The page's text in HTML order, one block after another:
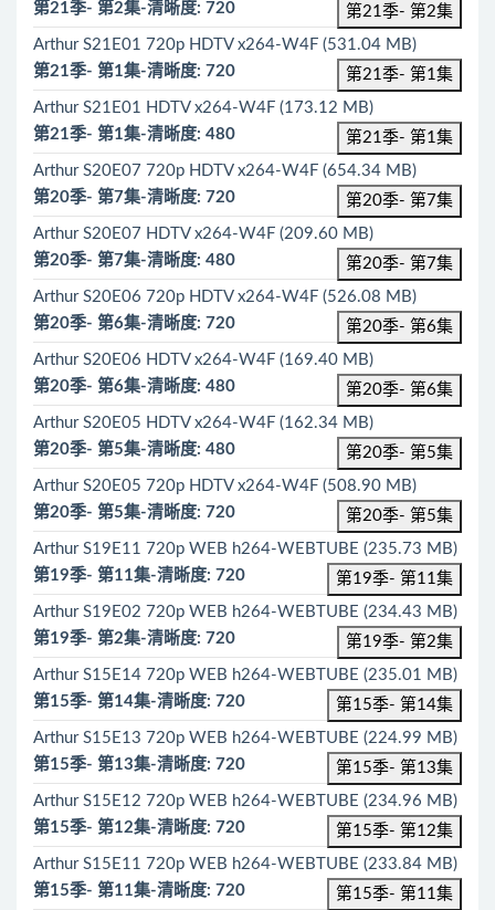
第21季- 第2集
第21季- 第2集-清晰度: 720
Arthur S21E01 720p HDTV x264-W4F (531.04 MB)
第21季- 第1集
第21季- 第1集-清晰度: 720
Arthur S21E01 HDTV x264-W4F (173.12 MB)
第21季- 第1集
第21季- 第1集-清晰度: 480
Arthur S20E07 720p HDTV x264-W4F (654.34 MB)
第20季- 第7集
第20季- 第7集-清晰度: 720
Arthur S20E07 HDTV x264-W4F (209.60 MB)
第20季- 第7集
第20季- 第7集-清晰度: 480
Arthur S20E06 720p HDTV x264-W4F (526.08 MB)
第20季- 第6集
第20季- 第6集-清晰度: 720
Arthur S20E06 HDTV x264-W4F (169.40 MB)
第20季- 第6集
第20季- 第6集-清晰度: 480
Arthur S20E05 HDTV x264-W4F (162.34 MB)
第20季- 第5集
第20季- 第5集-清晰度: 480
Arthur S20E05 720p HDTV x264-W4F (508.90 MB)
第20季- 第5集
第20季- 第5集-清晰度: 720
Arthur S19E11 720p WEB h264-WEBTUBE (235.73 MB)
第19季- 第11集
第19季- 第11集-清晰度: 720
Arthur S19E02 720p WEB h264-WEBTUBE (234.43 MB)
第19季- 第2集
第19季- 第2集-清晰度: 720
Arthur S15E14 720p WEB h264-WEBTUBE (235.01 MB)
第15季- 第14集
第15季- 第14集-清晰度: 720
Arthur S15E13 720p WEB h264-WEBTUBE (224.99 MB)
第15季- 第13集
第15季- 第13集-清晰度: 720
Arthur S15E12 720p WEB h264-WEBTUBE (234.96 MB)
第15季- 第12集
第15季- 第12集-清晰度: 720
Arthur S15E11 720p WEB h264-WEBTUBE (233.84 MB)
第15季- 第11集
第15季- 第11集-清晰度: 720